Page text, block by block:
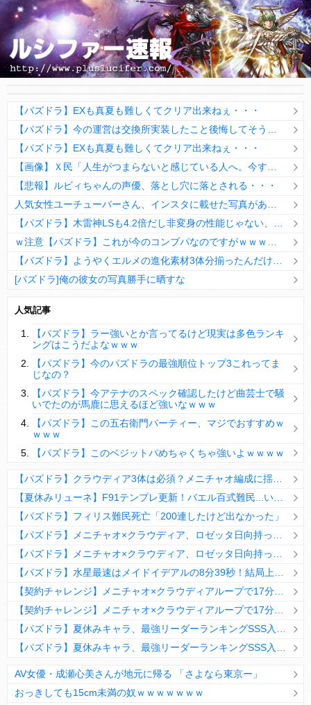
【パズドラ】EXも真夏も難しくてクリア出来ねぇ・・・
【パズドラ】EXも真夏も難しくてクリア出来ねぇ・・・
【悲報】ルビィちゃんの声優、落とし穴に落とされる・・・
[パズドラ]俺の彼女の写真勝手に晒すな
【パズドラ】陣とか覚醒大小の方がええやろか？
ＤｅＮＡ山崎憲晴 左膝靭帯の手術を無事に終了
Powered by livedoor 相互RSS
人気記事
【パズドラ】ラー強いとか言ってるけど現実は多色ランキ
ングはこうだよなｗｗｗ
【パズドラ】今のパズドラの最強順位トップ3これってま
じなの？
【パズドラ】今アテナのスペック確認したけど曲芸士で騒
いでたのが馬鹿に思えるほど強いなｗｗｗ
【パズドラ】この五右衛門パーティー、マジでおすすめｗ
ｗｗｗ
【パズドラ】このベジットパめちゃくちゃ強いよｗｗｗｗ
【パズドラ】フィリス難民死亡「200連したけど出なかった」
AV女優・成瀬心美さんが地元に帰る 「さよなら東京ー」
おっきしても15cm未満の奴ｗｗｗｗｗｗｗ